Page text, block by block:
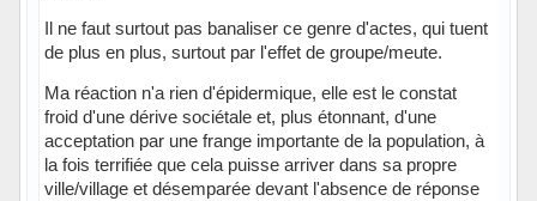
Il ne faut surtout pas banaliser ce genre d'actes, qui tuent
de plus en plus, surtout par l'effet de groupe/meute.
Ma réaction n'a rien d'épidermique, elle est le constat
froid d'une dérive sociétale et, plus étonnant, d'une
acceptation par une frange importante de la population, à
la fois terrifiée que cela puisse arriver dans sa propre
ville/village et désemparée devant l'absence de réponse